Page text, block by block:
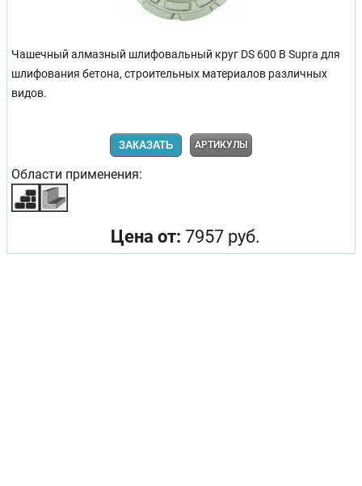
Чашечный алмазный шлифовальный круг DS 600 B Supra для
шлифования бетона, строительных материалов различных
видов.
ЗАКАЗАТЬ АРТИКУЛЫ
Области применения:
Цена от: 7957 руб.